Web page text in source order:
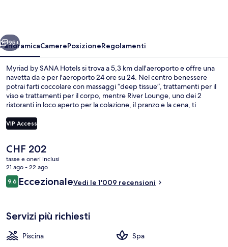
Avanti
95+
PanoramicaCamerePosizioneRegolamenti
Myriad by SANA Hotels si trova a 5,3 km dall'aeroporto e offre una
navetta da e per l'aeroporto 24 ore su 24. Nel centro benessere
potrai farti coccolare con massaggi “deep tissue”, trattamenti per il
viso e trattamenti per il corpo, mentre River Lounge, uno dei 2
ristoranti in loco aperto per la colazione, il pranzo e la cena, ti
altri punti di forza di questo hotel di lusso sono una piscina coperta,
un bar/lounge e una palestra aperta giorno e notte. Altri viaggiatori
mezzi pubblici: Stazione metro di Moscavide (Linha Vermelha) si
trova a 11 min di distanza.
VIP Access
Il
prezzo
attuale
è
CHF 202
CHF 202
tasse e oneri inclusi
21 ago - 22 ago
Recensioni
9.69.6 su 10
EccezionaleVedi le 1'009 recensioni
Servizi più richiesti
Piscina
Spa